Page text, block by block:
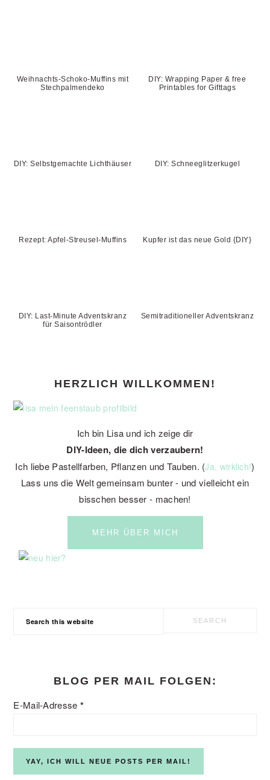
Weihnachts-Schoko-Muffins mit
Stechpalmendeko
DIY: Wrapping Paper & free
Printables for Gifttags
DIY: Selbstgemachte Lichthäuser DIY: Schneeglitzerkugel
Rezept: Apfel-Streusel-Muffins Kupfer ist das neue Gold {DIY}
DIY: Last-Minute Adventskranz
für Saisontrödler
Semitraditioneller Adventskranz
HERZLICH WILLKOMMEN!
Ich bin Lisa und ich zeige dir
DIY-Ideen, die dich verzaubern!
Ich liebe Pastellfarben, Pflanzen und Tauben. (Ja, wirklich!)
Lass uns die Welt gemeinsam bunter - und vielleicht ein
bisschen besser - machen!
MEHR ÜBER MICH
BLOG PER MAIL FOLGEN:
E-Mail-Adresse *